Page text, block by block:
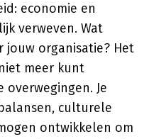
economie en
verweven. Wat
organisatie? Het
meer kunt
Je
culturele
ontwikkelen om